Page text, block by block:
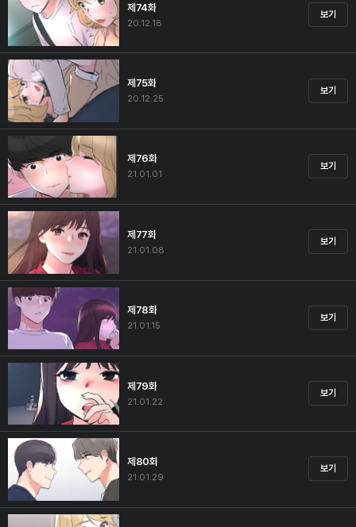
제74화
20.12.18
보기
제75화
20.12.25
보기
제76화
21.01.01
보기
제77화
21.01.08
보기
제78화
21.01.15
보기
제79화
21.01.22
보기
제80화
21.01.29
보기